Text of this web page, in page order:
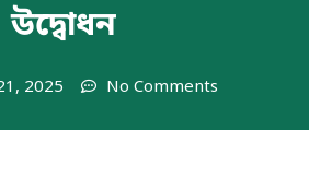
উদ্বোধন
2025 No Comments